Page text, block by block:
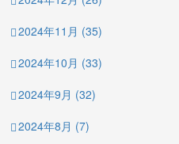
2024年11月 (35)
2024年10月 (33)
2024年9月 (32)
2024年8月 (7)